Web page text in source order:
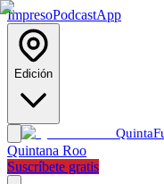
ImpresoPodcastApp
Edición
Quinta
Quintana Roo
Suscríbete gratis